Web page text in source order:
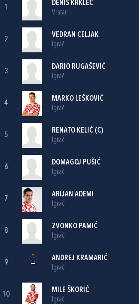
1
DENIS KRKLEC
Vratar
2
VEDRAN CELJAK
Igrač
3
DARIO RUGAŠEVIĆ
Igrač
4
MARKO LEŠKOVIĆ
Igrač
5
RENATO KELIĆ (C)
Igrač
6
DOMAGOJ PUŠIĆ
Igrač
7
ARIJAN ADEMI
Igrač
8
ZVONKO PAMIĆ
Igrač
9
ANDREJ KRAMARIĆ
Igrač
10
MILE ŠKORIĆ
Igrač